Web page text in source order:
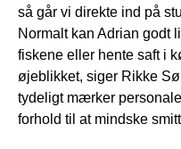
så går vi direkte ind på
Normalt kan Adrian godt
fiskene eller hente saft i
øjeblikket, siger Rikke
tydeligt mærker
forhold til at mindske